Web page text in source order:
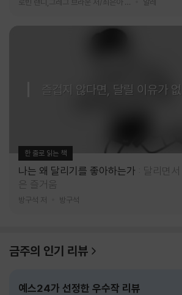
즐겁지 않다면, 달릴 이유가
한 줄로 읽는 책
나는 왜 달리기를 좋아하는가
달리면
은 즐거움
방구석 저 방구석
금주의 인기 리뷰
예스24가 선정한 우수작 리뷰